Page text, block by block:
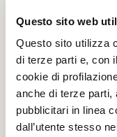
Questo sito web
Questo sito utilizza
di terze parti e, con
cookie di
anche di terze parti,
pubblicitari in linea
dall’utente stesso
IMMAGINI
RICOSTRUZIONE